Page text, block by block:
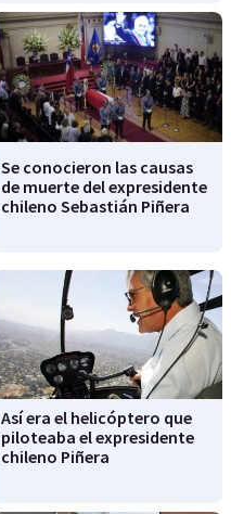
Se conocieron las causas
de muerte del expresidente
chileno Sebastián Piñera
Así era el helicóptero que
piloteaba el expresidente
chileno Piñera